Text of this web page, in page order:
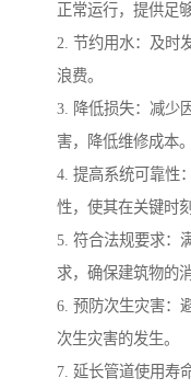
正常运行，提供足
2. 节约用水：及时
浪费。
3. 降低损失：减少
害，降低维修成本。
4. 提高系统可靠性
性，使其在关键时
5. 符合法规要求：
求，确保建筑物的
6. 预防次生灾害：
次生灾害的发生。
7. 延长管道使用寿